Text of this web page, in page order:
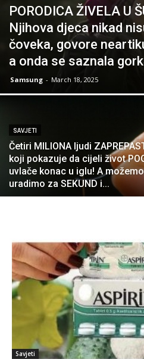
PORODICA ŽIVELA U
Njihova djeca nikad
čoveka, govore
a onda se saznala
Samsung - March 18, 2025
SAVJETI
Četiri MILIONA ljudi
koji pokazuje da cijeli život
uvlače konac u iglu! A
uradimo za SEKUND i...
Savjeti